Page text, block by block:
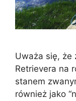
Uważa się, że
Retrievera na
stanem
również jako